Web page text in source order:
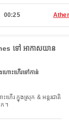
00:25
ទៅ អាកាសយាន
ហោះហើរទៅកាន់
ក។